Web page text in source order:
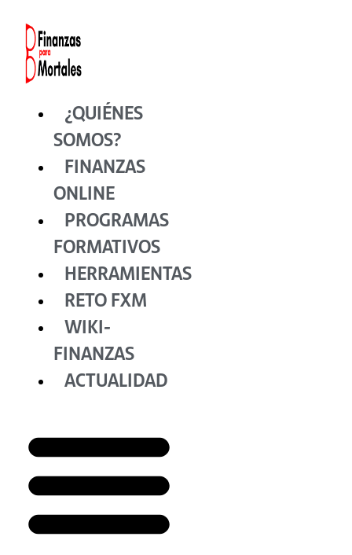
contenido
¿QUIÉNES
SOMOS?
FINANZAS
ONLINE
PROGRAMAS
FORMATIVOS
HERRAMIENTAS
RETO FXM
WIKI-
FINANZAS
ACTUALIDAD